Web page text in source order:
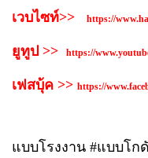
เวบไซท์>> https://
ยูทูป >> https://
เฟสบุ้ค >> https://
แบบโรงงาน #แบบโก